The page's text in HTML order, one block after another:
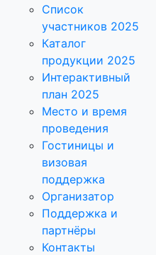
Список
участников 2025
Каталог
продукции 2025
Интерактивный
план 2025
Место и время
проведения
Гостиницы и
визовая
поддержка
Организатор
Поддержка и
партнёры
Контакты